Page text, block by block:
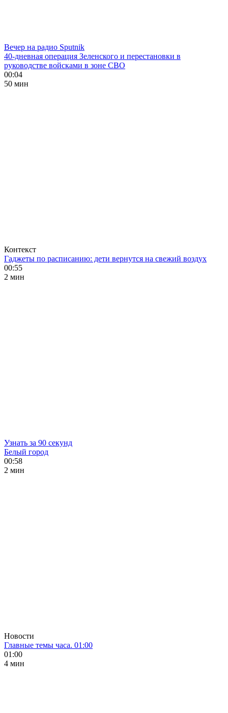
Вечер на радио Sputnik
40-дневная операция Зеленского и перестановки в
руководстве войсками в зоне СВО
00:04
50 мин
Контекст
Гаджеты по расписанию: дети вернутся на свежий воздух
00:55
2 мин
Узнать за 90 секунд
Белый город
00:58
2 мин
Новости
Главные темы часа. 01:00
01:00
4 мин